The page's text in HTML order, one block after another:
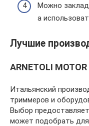
Можно
а
Лучшие
ARNETOLI MOTOR
Итальянский
триммеров и
Выбор
может подобрать